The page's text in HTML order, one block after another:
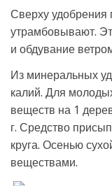
Сверху
утрамбовывают.
и обдувание
Из минеральных
калий. Для
веществ на 1
г. Средство
круга. Осенью
веществами.